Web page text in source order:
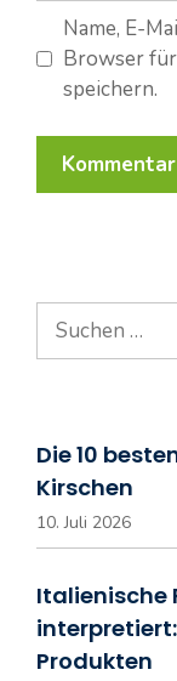
Name, E-
Browser
speichern.
Suche
nach:
Die 10
Kirschen
10. Juli 2026
Italienische
Produkten